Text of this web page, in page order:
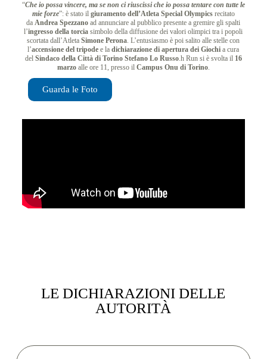
“Che io possa vincere, ma se non ci riuscissi che io possa tentare con tutte le
mie forze”: è stato il giuramento dell’Atleta Special Olympics recitato
da Andrea Spezzanoad annunciare al pubblico presente a gremire gli spalti
l’ingresso della torcia simbolo della diffusione dei valori olimpici tra i popoli
scortata dall’AtletaSimone Perona. L’entusiasmo è poi salito alle stelle con
l’accensione del tripodee ladichiarazione di apertura dei Giochi a cura
del Sindaco della Città di Torino Stefano Lo Russo.h Run si è svolta il 16
marzoalle ore 11, presso il Campus Onu di Torino.
Guarda le Foto
LE DICHIARAZIONI DELLE
AUTORITÀ